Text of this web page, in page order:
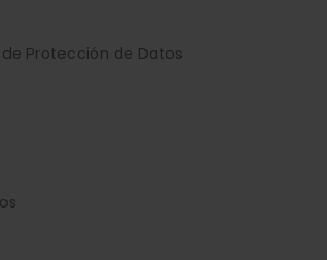
Protección de Datos